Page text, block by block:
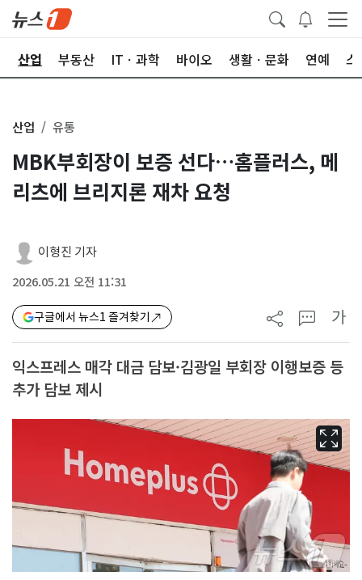
산업 부동산 ITㆍ과학 바이오 생활ㆍ문화 연예 스
산업 유통
MBK부회장이 보증 선다…홈플러스, 메
리츠에 브리지론 재차 요청
이형진 기자
2026.05.21 오전 11:31
구글에서 뉴스1 즐겨찾기 가
익스프레스 매각 대금 담보·김광일 부회장 이행보증 등
추가 담보 제시